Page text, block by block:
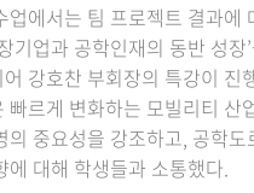
업에서는 팀 프로젝트 결과에
기업과 공학인재의 동반 성장
강호찬 부회장의 특강이 진
빠르게 변화하는 모빌리티 산
의 중요성을 강조하고, 공학도
에 대해 학생들과 소통했다.